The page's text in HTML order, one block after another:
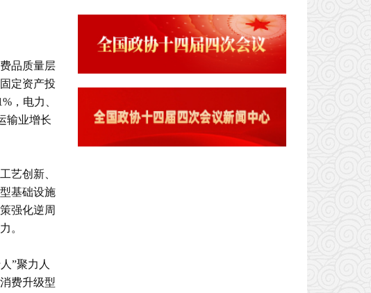
品质量层
定资产投
，电力、
输业增长
艺创新、
基础设施
强化逆周
。
”聚力人
费升级型